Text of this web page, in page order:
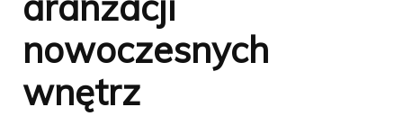
nowoczesnych
wnętrz